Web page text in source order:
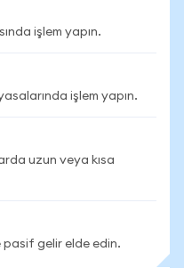
işlem yapın.
işlem yapın.
uzun veya kısa
gelir elde edin.